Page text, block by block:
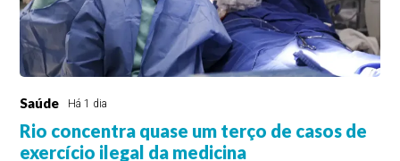
Saúde Há 1 dia
Rio concentra quase um terço de casos de
exercício ilegal da medicina